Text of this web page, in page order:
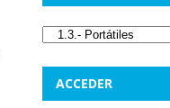
ACCEDER